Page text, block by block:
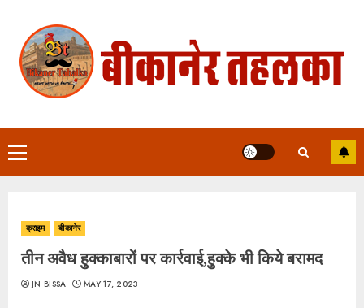
content
Primary
Menu
क्राइम बीकानेर
तीन अवैध हुक्काबारों पर कार्रवाई,हुक्के भी किये बरामद
JN BISSA MAY 17, 2023